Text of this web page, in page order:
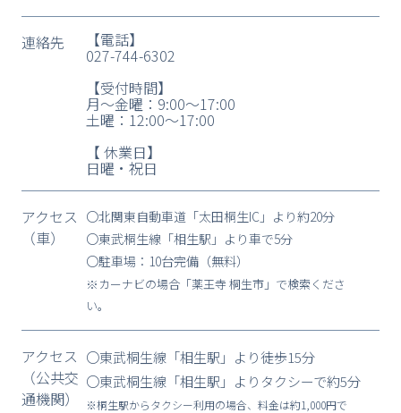
連絡先 【電話】
027-744-6302
【受付時間】
月〜金曜：9:00〜17:00
土曜：12:00〜17:00
【 休業日】
日曜・祝日
アクセス
（車）
〇北関東自動車道「太田桐生IC」より約20分
〇東武桐生線「相生駅」より車で5分
〇駐車場：10台完備（無料）
※カーナビの場合「薬王寺 桐生市」で検索くださ
い。
アクセス
（公共交
通機関）
〇東武桐生線「相生駅」より徒歩15分
〇東武桐生線「相生駅」よりタクシーで約5分
※桐生駅からタクシー利用の場合、料金は約1,000円で